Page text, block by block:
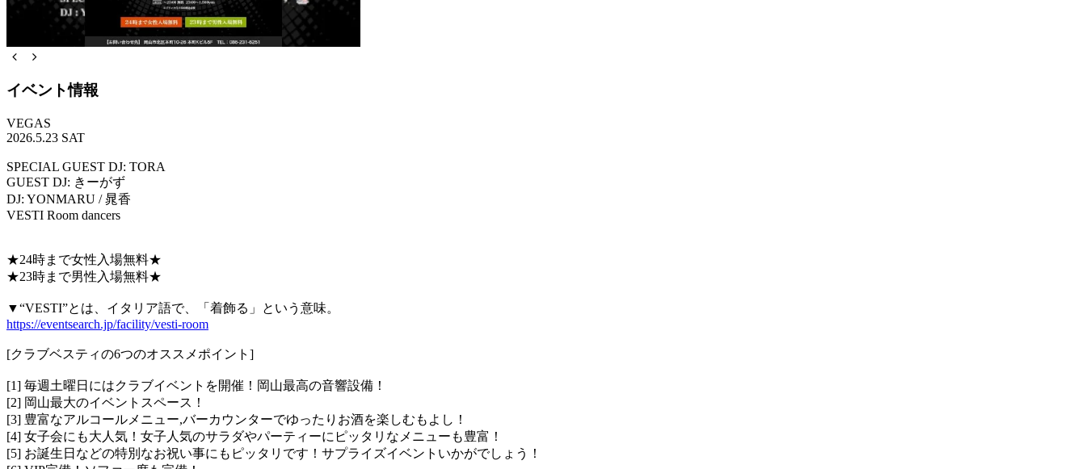
イベント情報
VEGAS
2026.5.23 SAT
SPECIAL GUEST DJ: TORA
GUEST DJ: きーがず
DJ: YONMARU / 晁香
VESTI Room dancers
★24時まで女性入場無料★
★23時まで男性入場無料★
▼“VESTI”とは、イタリア語で、「着飾る」という意味。
https://eventsearch.jp/facility/vesti-room
[クラブベスティの6つのオススメポイント]
[1] 毎週土曜日にはクラブイベントを開催！岡山最高の音響設備！
[2] 岡山最大のイベントスペース！
[3] 豊富なアルコールメニュー,バーカウンターでゆったりお酒を楽しむもよし！
[4] 女子会にも大人気！女子人気のサラダやパーティーにピッタリなメニューも豊富！
[5] お誕生日などの特別なお祝い事にもピッタリです！サプライズイベントいかがでしょう！